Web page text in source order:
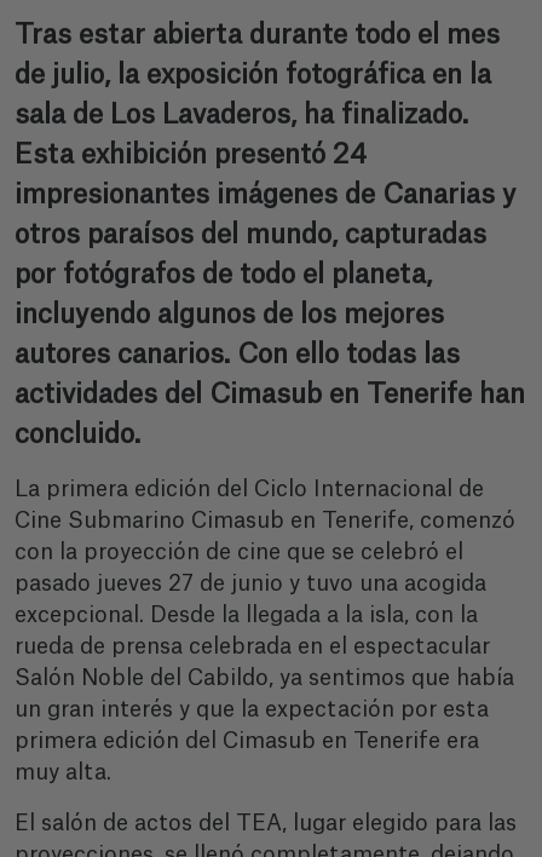
Tras estar abierta durante todo el mes
de julio, la exposición fotográfica en la
sala de Los Lavaderos, ha finalizado.
Esta exhibición presentó 24
impresionantes imágenes de Canarias y
otros paraísos del mundo, capturadas
por fotógrafos de todo el planeta,
incluyendo algunos de los mejores
autores canarios. Con ello todas las
actividades del Cimasub en Tenerife han
concluido.
La primera edición del Ciclo Internacional de
Cine Submarino Cimasub en Tenerife, comenzó
con la proyección de cine que se celebró el
pasado jueves 27 de junio y tuvo una acogida
excepcional. Desde la llegada a la isla, con la
rueda de prensa celebrada en el espectacular
Salón Noble del Cabildo, ya sentimos que había
un gran interés y que la expectación por esta
primera edición del Cimasub en Tenerife era
muy alta.
El salón de actos del TEA, lugar elegido para las